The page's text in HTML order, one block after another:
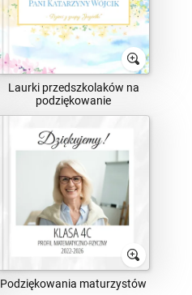
Laurki przedszkolaków na
podziękowanie
Podziękowania maturzystów